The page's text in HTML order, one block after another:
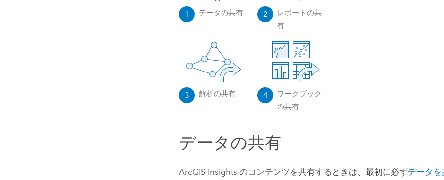
1 データの共有 2
レポートの共
有
3 解析の共有 4
ワークブック
の共有
データの共有
ArcGIS Insights のコンテンツを共有するときは、最初に必ずデータを